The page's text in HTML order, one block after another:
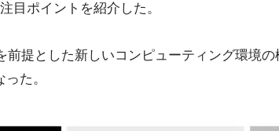
目ポイントを紹介した。
前提とした新しいコンピューティング環境
た。